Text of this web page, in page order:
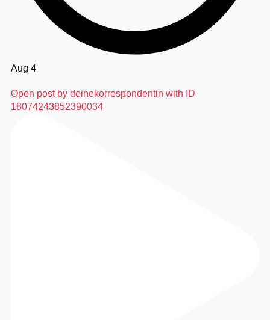
Aug 4
Open post by deinekorrespondentin with ID
18074243852390034